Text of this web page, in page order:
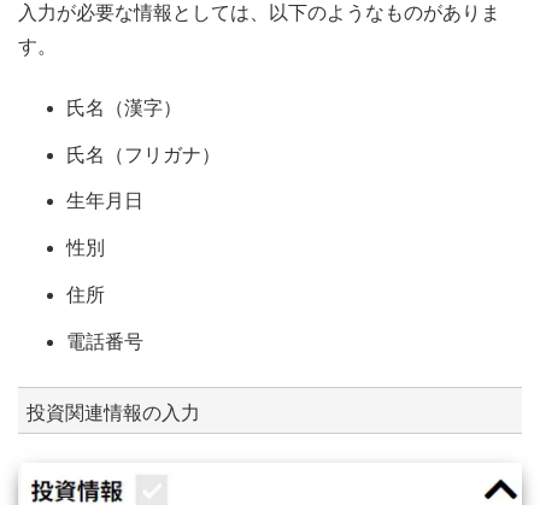
入力が必要な情報としては、以下のようなものがありま
す。
氏名（漢字）
氏名（フリガナ）
生年月日
性別
住所
電話番号
投資関連情報の入力